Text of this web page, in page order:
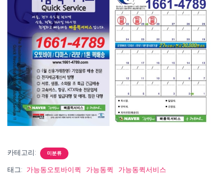
카테고리: 미분류
태그: 가능동오토바이퀵 가능동퀵
가능동퀵서비스